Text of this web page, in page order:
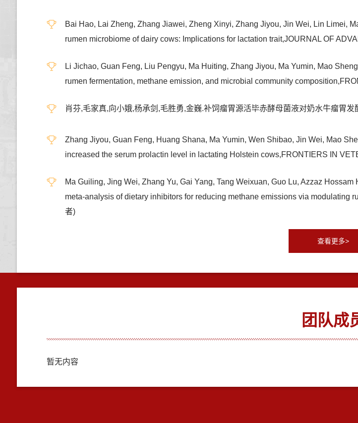
Bai Hao, Lai Zheng, Zhang Jiawei, Zheng Xinyi, Zhang Jiyou, Jin Wei, Lin Limei,
rumen microbiome of dairy cows: Implications for lactation trait,JOURNAL OF
Li Jichao, Guan Feng, Liu Pengyu, Ma Huiting, Zhang Jiyou, Ma Yumin, Mao
rumen fermentation, methane emission, and microbial community
肖芬,毛家真,向小娥,杨承剑,毛胜勇,金巍.补饲瘤胃源活毕赤酵母菌液对奶水牛瘤胃
Zhang Jiyou, Guan Feng, Huang Shana, Ma Yumin, Wen Shibao, Jin Wei, Mao
increased the serum prolactin level in lactating Holstein cows,FRONTIERS IN
Ma Guiling, Jing Wei, Zhang Yu, Gai Yang, Tang Weixuan, Guo Lu, Azzaz
meta-analysis of dietary inhibitors for reducing methane emissions via modulating
者)
查看更多>
团队成
暂无内容